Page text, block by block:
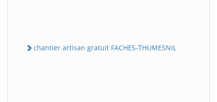
chantier artisan gratuit FACHES-THUMESNIL